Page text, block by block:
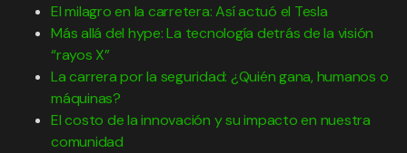
El milagro en la carretera: Así actuó el Tesla
Más allá del hype: La tecnología detrás de la visión
“rayos X”
La carrera por la seguridad: ¿Quién gana, humanos o
máquinas?
El costo de la innovación y su impacto en nuestra
comunidad